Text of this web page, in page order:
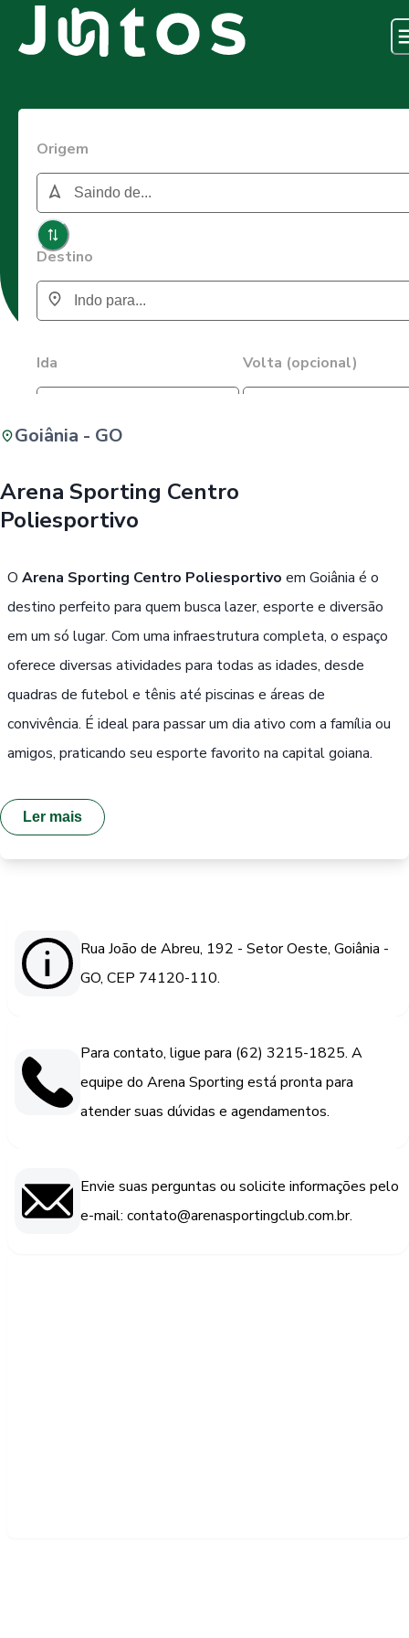
Origem
Destino
Ida Volta (opcional)
i
Goiânia - GO
Arena Sporting Centro
Poliesportivo
O Arena Sporting Centro Poliesportivo em Goiânia é o
destino perfeito para quem busca lazer, esporte e diversão
em um só lugar. Com uma infraestrutura completa, o espaço
oferece diversas atividades para todas as idades, desde
quadras de futebol e tênis até piscinas e áreas de
convivência. É ideal para passar um dia ativo com a família ou
amigos, praticando seu esporte favorito na capital goiana.
Ler mais
Rua João de Abreu, 192 - Setor Oeste, Goiânia -
GO, CEP 74120-110.
Para contato, ligue para (62) 3215-1825. A
equipe do Arena Sporting está pronta para
atender suas dúvidas e agendamentos.
Envie suas perguntas ou solicite informações pelo
e-mail: contato@arenasportingclub.com.br.